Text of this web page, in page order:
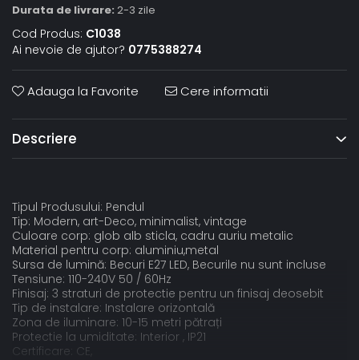
Durata de livrare: 2-3 zile
Cod Produs: C1038
Ai nevoie de ajutor? 0775388274
Adauga la Favorite Cere informatii
Descriere
Tipul Produsului: Pendul
Tip: Modern, art-Deco, minimalist, vintage
Culoare corp: glob alb sticla, cadru auriu metalic
Material pentru corp: aluminiu,metal
Sursa de lumină: Becuri E27 LED, Becurile nu sunt incluse
Tensiune: 110-240V 50 / 60Hz
Finisaj: 3 straturi de protectie pentru un finisaj deosebit
Tip de instalare: Instalare orizontală
Zona de iluminare: 10-15 metri pătrați
Protectie la umiditate: Interior , IP21
Certificare: CE,